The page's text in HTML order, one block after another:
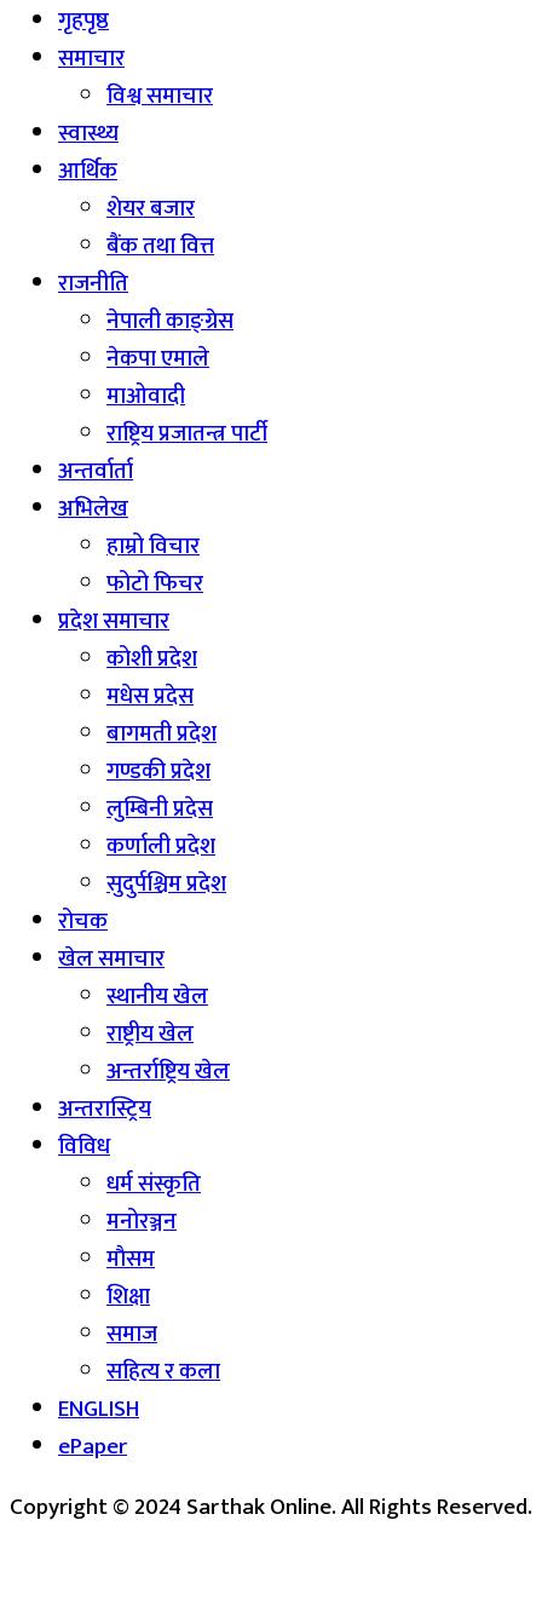
गृहपृष्ठ
समाचार
विश्व समाचार
स्वास्थ्य
आर्थिक
शेयर बजार
बैंक तथा वित्त
राजनीति
नेपाली काङ्ग्रेस
नेकपा एमाले
माओवादी
राष्ट्रिय प्रजातन्त्र पार्टी
अन्तर्वार्ता
अभिलेख
हाम्रो विचार
फोटो फिचर
प्रदेश समाचार
कोशी प्रदेश
मधेस प्रदेस
बागमती प्रदेश
गण्डकी प्रदेश
लुम्बिनी प्रदेस
कर्णाली प्रदेश
सुदुर्पश्चिम प्रदेश
रोचक
खेल समाचार
स्थानीय खेल
राष्ट्रीय खेल
अन्तर्राष्ट्रिय खेल
अन्तरास्ट्रिय
विविध
धर्म संस्कृति
मनोरञ्जन
माैसम
शिक्षा
समाज
सहित्य र कला
ENGLISH
ePaper
Copyright © 2024 Sarthak Online. All Rights Reserved.